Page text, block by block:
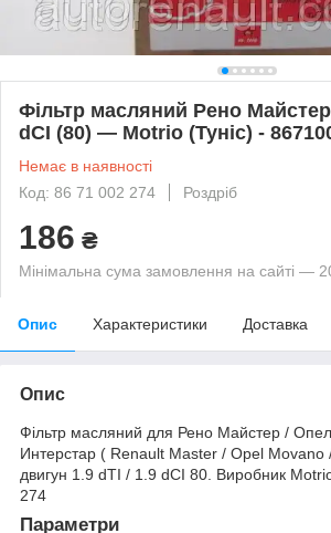
Фільтр масляний Рено
dCI (80) — Motrio (Туніс) -
Немає в наявності
Код: 86 71 002 274
Роздріб
186 ₴
Мінімальна сума замовлення на сайті —
Опис Характеристики Доставка
Опис
Фільтр масляний для Рено Майстер /
Интерстар ( Renault Master / Opel Movano
двигун 1.9 dTI / 1.9 dCI 80. Виробник
274
Параметри